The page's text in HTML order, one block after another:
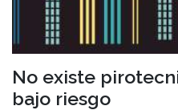
No existe
bajo riesgo